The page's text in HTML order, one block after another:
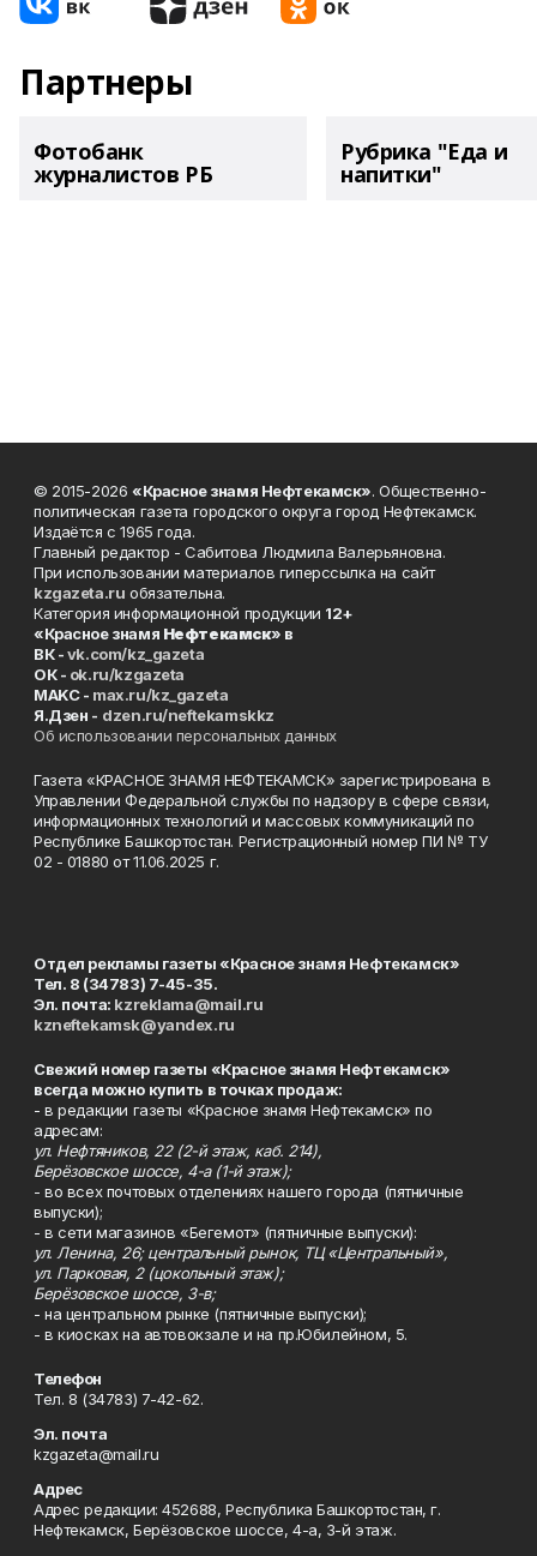
Партнеры
Фотобанк
журналистов РБ
Рубрика "Еда и
напитки"
© 2015-2026 «Красное знамя Нефтекамск». Общественно-
политическая газета городского округа город Нефтекамск.
Издаётся с 1965 года.
Главный редактор - Сабитова Людмила Валерьяновна.
При использовании материалов гиперссылка на сайт
kzgazeta.ru обязательна.
Категория информационной продукции 12+
«Красное знамя Нефтекамск» в
ВК -vk.com/kz_gazeta
ОК - ok.ru/kzgazeta
MAKC - max.ru/kz_gazeta
Я.Дзен - dzen.ru/neftekamskkz
Об использовании персональных данных
Газета «КРАСНОЕ ЗНАМЯ НЕФТЕКАМСК» зарегистрирована в
Управлении Федеральной службы по надзору в сфере связи,
информационных технологий и массовых коммуникаций по
Республике Башкортостан. Регистрационный номер ПИ № ТУ
02 - 01880 от 11.06.2025 г.
Отдел рекламы газеты «Красное знамя Нефтекамск»
Тел. 8 (34783) 7-45-35.
Эл. почта: kzreklama@mail.ru
kzneftekamsk@yandex.ru
Свежий номер газеты «Красное знамя Нефтекамск»
всегда можно купить в точках продаж:
- в редакции газеты «Красное знамя Нефтекамск» по
адресам:
ул. Нефтяников, 22 (2-й этаж, каб. 214),
Берёзовское шоссе, 4-а (1-й этаж);
- во всех почтовых отделениях нашего города (пятничные
выпуски);
- в сети магазинов «Бегемот» (пятничные выпуски):
ул. Ленина, 26; центральный рынок, ТЦ «Центральный»,
ул. Парковая, 2 (цокольный этаж);
Берёзовское шоссе, 3-в;
- на центральном рынке (пятничные выпуски);
- в киосках на автовокзале и на пр.Юбилейном, 5.
Телефон
Тел. 8 (34783) 7-42-62.
Эл. почта
kzgazeta@mail.ru
Адрес
Адрес редакции: 452688, Республика Башкортостан, г.
Нефтекамск, Берёзовское шоссе, 4-а, 3-й этаж.